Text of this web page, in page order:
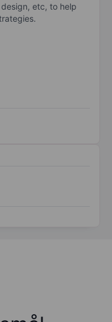
etc, to help